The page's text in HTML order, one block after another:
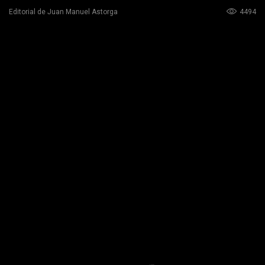
Editorial de Juan Manuel Astorga 4494